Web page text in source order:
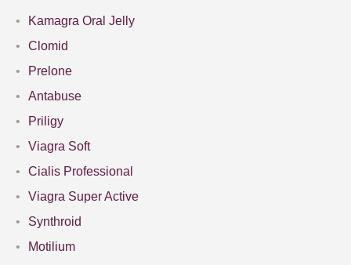
Kamagra Oral Jelly
Clomid
Prelone
Antabuse
Priligy
Viagra Soft
Cialis Professional
Viagra Super Active
Synthroid
Motilium